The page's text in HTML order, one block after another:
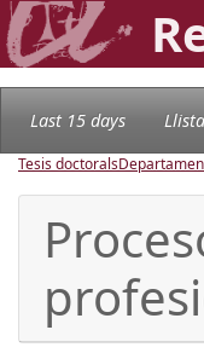
Last 15 days
Tesis doctorals